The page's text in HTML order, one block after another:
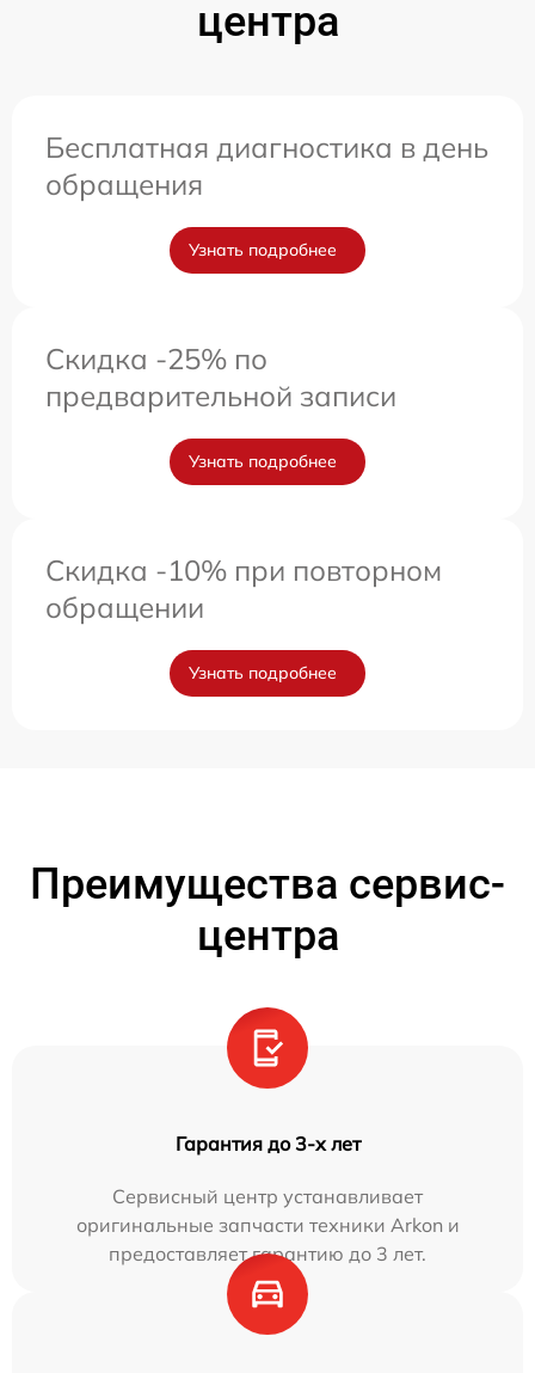
центра
Бесплатная диагностика в день
обращения
Узнать подробнее
Скидка -25% по
предварительной записи
Узнать подробнее
Скидка -10% при повторном
обращении
Узнать подробнее
Преимущества сервис-
центра
Гарантия до 3-х лет
Сервисный центр устанавливает
оригинальные запчасти техники Arkon и
предоставляет гарантию до 3 лет.